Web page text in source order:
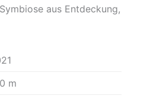
aus Entdeckung,
m